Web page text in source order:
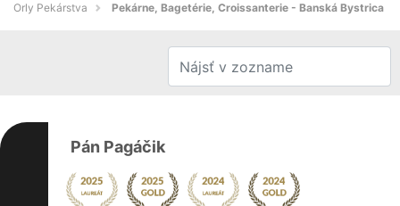
Orly Pekárstva Pekárne, Bagetérie, Croissanterie - Banská Bystrica
Pán Pagáčik